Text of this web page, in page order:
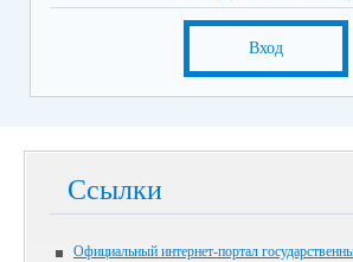
Вход
Ссылки
Официальный интернет-портал